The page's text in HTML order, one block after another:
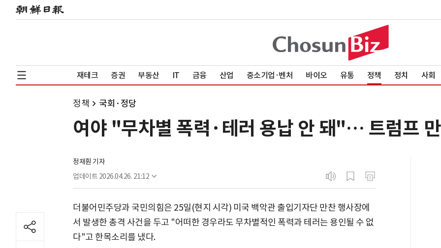
재테크 증권 부동산 IT 금융 산업 중소기업·벤처 바이오 유통 정책 정치 사회
정책 국회·정당
여야 "무차별 폭력·테러 용납 안 돼"… 트럼프
정재훤 기자
업데이트 2026.04.26. 21:12
더불어민주당과 국민의힘은 25일(현지 시각) 미국 백악관 출입기자단 만찬 행사장에
서 발생한 총격 사건을 두고 "어떠한 경우라도 무차별적인 폭력과 테러는 용인될 수 없
다"고 한목소리를 냈다.